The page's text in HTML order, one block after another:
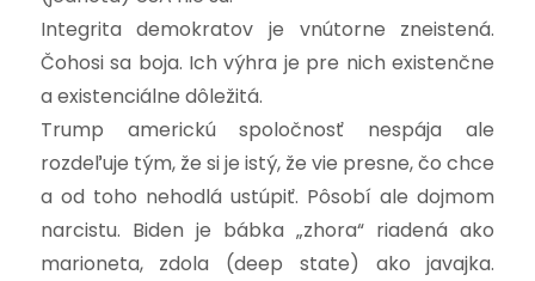
Integrita demokratov je vnútorne zneistená.
Čohosi sa boja. Ich výhra je pre nich existenčne
a existenciálne dôležitá.
Trump americkú spoločnosť nespája ale
rozdeľuje tým, že si je istý, že vie presne, čo chce
a od toho nehodlá ustúpiť. Pôsobí ale dojmom
narcistu. Biden je bábka „zhora“ riadená ako
marioneta, zdola (deep state) ako javajka.